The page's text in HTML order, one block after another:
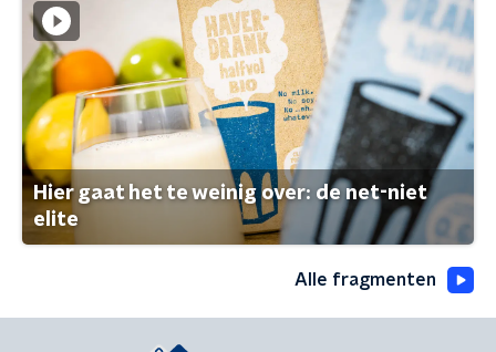
Hier gaat het te weinig over: de net-niet
elite
Alle fragmenten